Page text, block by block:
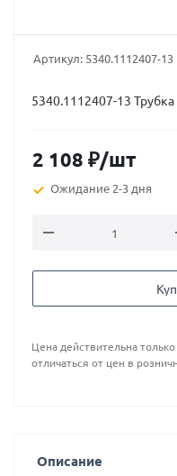
Артикул: 5340.1112407-13
5340.1112407-13
2 108 ₽/шт
Ожидание 2-3 дня
Цена действительна
отличаться от цен в
Описание